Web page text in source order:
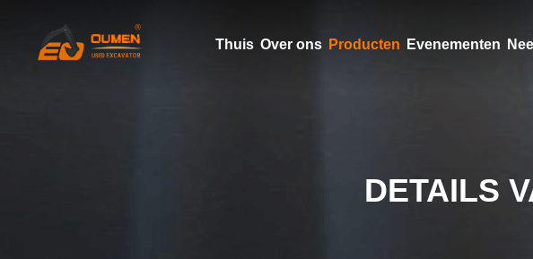
Thuis Over ons Producten Evenementen
DETAILS